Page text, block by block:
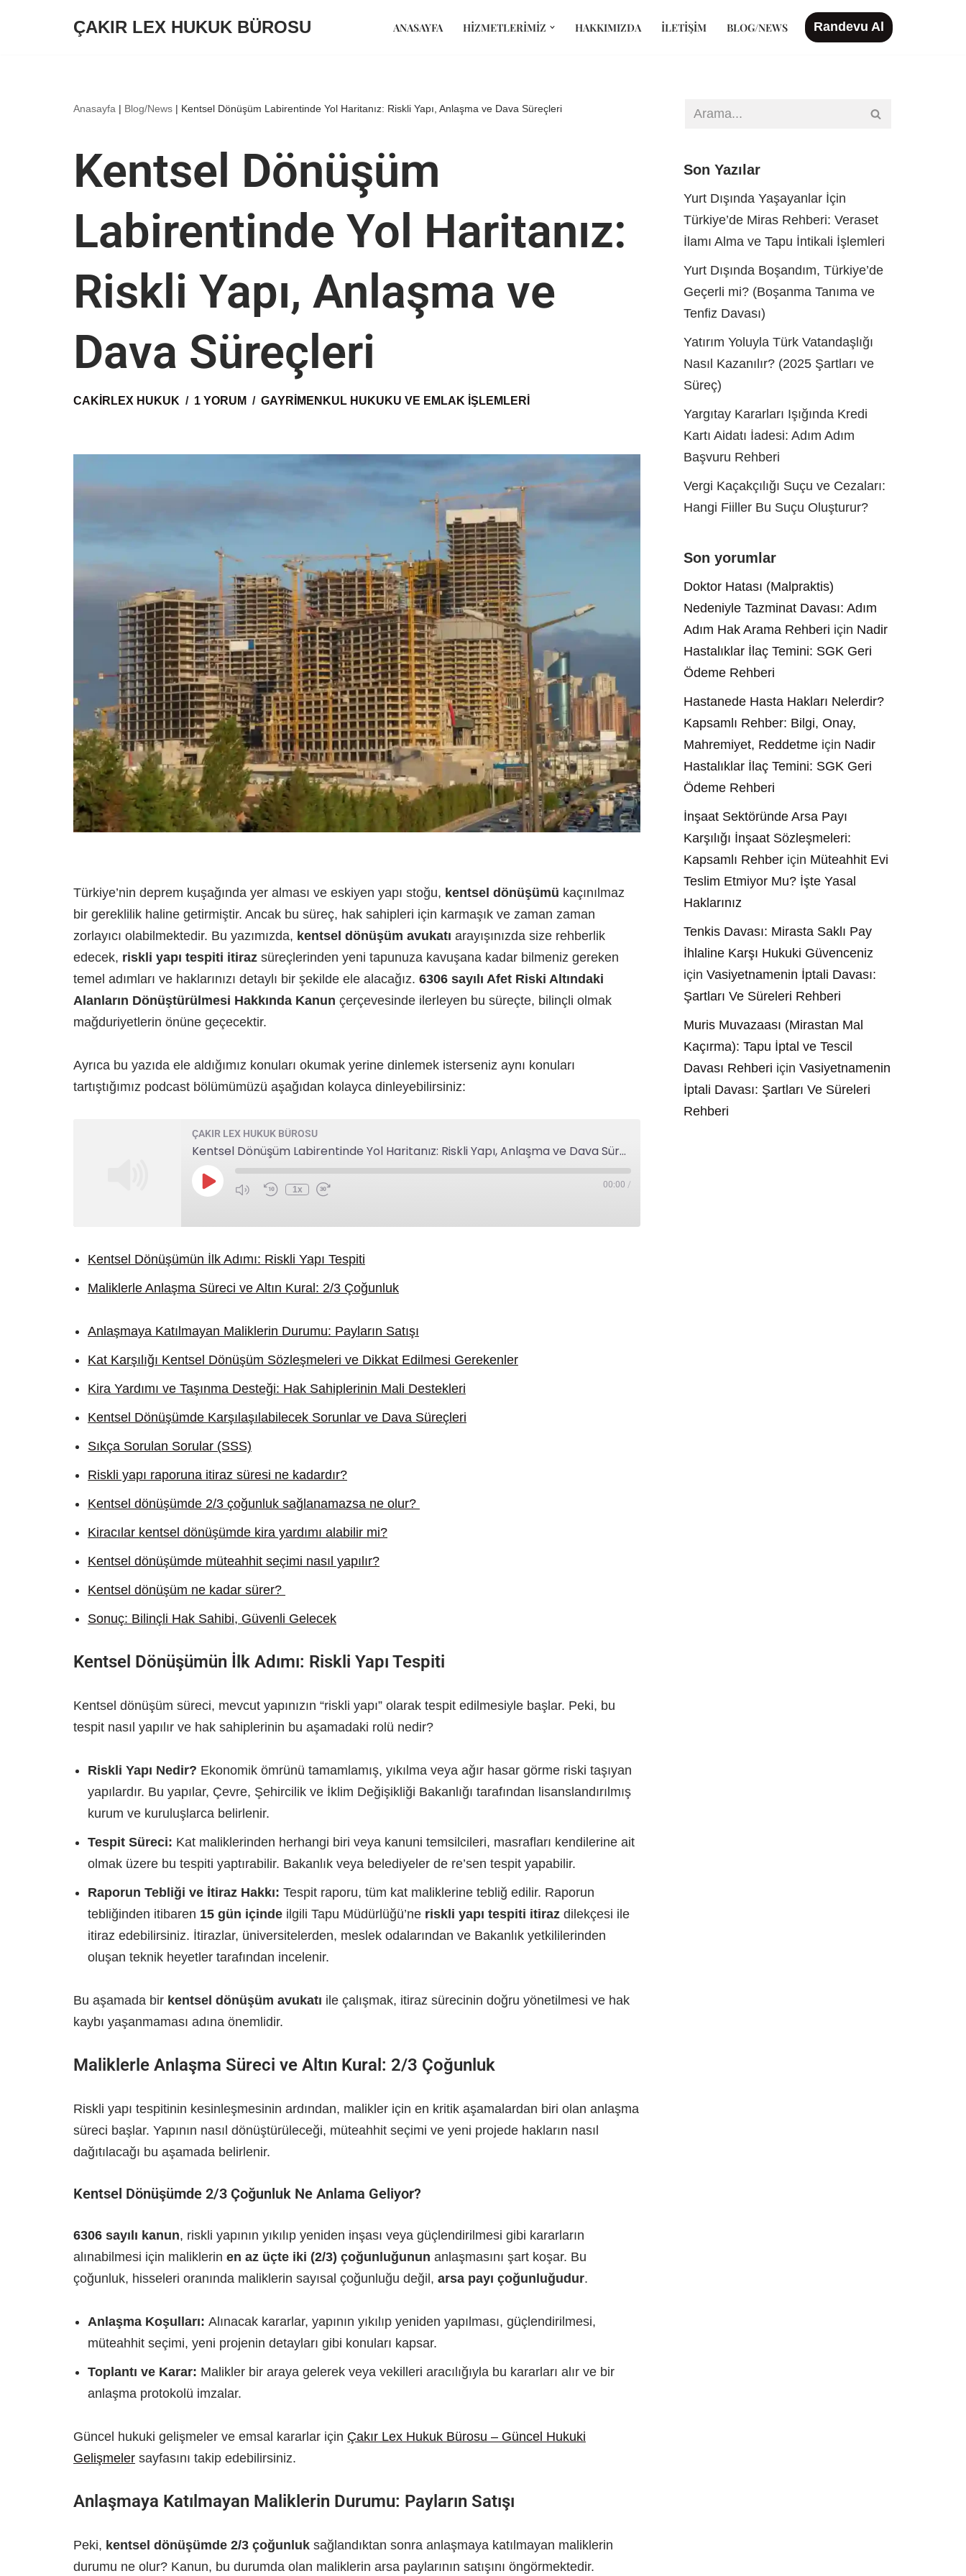
ÇAKIR LEX HUKUK BÜROSU ANASAYFA HIZMETLERIMIZ HAKKIMIZDA İLETIŞIM BLOG/NEWS Randevu Al
Anasayfa | Blog/News | Kentsel Dönüşüm Labirentinde Yol Haritanız: Riskli Yapı, Anlaşma ve Dava Süreçleri
Kentsel Dönüşüm
Labirentinde Yol Haritanız:
Riskli Yapı, Anlaşma ve
Dava Süreçleri
CAKIRLEX HUKUK 1 YORUM GAYRIMENKUL HUKUKU VE EMLAK İŞLEMLERI
Türkiye’nin deprem kuşağında yer alması ve eskiyen yapı stoğu, kentsel dönüşümü kaçınılmaz
bir gereklilik haline getirmiştir. Ancak bu süreç, hak sahipleri için karmaşık ve zaman zaman
zorlayıcı olabilmektedir. Bu yazımızda, kentsel dönüşüm avukatı arayışınızda size rehberlik
edecek, riskli yapı tespiti itiraz süreçlerinden yeni tapunuza kavuşana kadar bilmeniz gereken
temel adımları ve haklarınızı detaylı bir şekilde ele alacağız. 6306 sayılı Afet Riski Altındaki
Alanların Dönüştürülmesi Hakkında Kanun çerçevesinde ilerleyen bu süreçte, bilinçli olmak
mağduriyetlerin önüne geçecektir.
Ayrıca bu yazıda ele aldığımız konuları okumak yerine dinlemek isterseniz aynı konuları
tartıştığımız podcast bölümümüzü aşağıdan kolayca dinleyebilirsiniz:
ÇAKIR LEX HUKUK BÜROSU
Kentsel Dönüşüm Labirentinde Yol Haritanız: Riskli Yapı, Anlaşma ve Dava Süreçleri
1x 00:00 /
Kentsel Dönüşümün İlk Adımı: Riskli Yapı Tespiti
Maliklerle Anlaşma Süreci ve Altın Kural: 2/3 Çoğunluk
Anlaşmaya Katılmayan Maliklerin Durumu: Payların Satışı
Kat Karşılığı Kentsel Dönüşüm Sözleşmeleri ve Dikkat Edilmesi Gerekenler
Kira Yardımı ve Taşınma Desteği: Hak Sahiplerinin Mali Destekleri
Kentsel Dönüşümde Karşılaşılabilecek Sorunlar ve Dava Süreçleri
Sıkça Sorulan Sorular (SSS)
Riskli yapı raporuna itiraz süresi ne kadardır?
Kentsel dönüşümde 2/3 çoğunluk sağlanamazsa ne olur?
Kiracılar kentsel dönüşümde kira yardımı alabilir mi?
Kentsel dönüşümde müteahhit seçimi nasıl yapılır?
Kentsel dönüşüm ne kadar sürer?
Sonuç: Bilinçli Hak Sahibi, Güvenli Gelecek
Kentsel Dönüşümün İlk Adımı: Riskli Yapı Tespiti
Kentsel dönüşüm süreci, mevcut yapınızın “riskli yapı” olarak tespit edilmesiyle başlar. Peki, bu
tespit nasıl yapılır ve hak sahiplerinin bu aşamadaki rolü nedir?
Riskli Yapı Nedir? Ekonomik ömrünü tamamlamış, yıkılma veya ağır hasar görme riski taşıyan
yapılardır. Bu yapılar, Çevre, Şehircilik ve İklim Değişikliği Bakanlığı tarafından lisanslandırılmış
kurum ve kuruluşlarca belirlenir.
Tespit Süreci: Kat maliklerinden herhangi biri veya kanuni temsilcileri, masrafları kendilerine ait
olmak üzere bu tespiti yaptırabilir. Bakanlık veya belediyeler de re’sen tespit yapabilir.
Raporun Tebliği ve İtiraz Hakkı: Tespit raporu, tüm kat maliklerine tebliğ edilir. Raporun
tebliğinden itibaren 15 gün içinde ilgili Tapu Müdürlüğü’ne riskli yapı tespiti itiraz dilekçesi ile
itiraz edebilirsiniz. İtirazlar, üniversitelerden, meslek odalarından ve Bakanlık yetkililerinden
oluşan teknik heyetler tarafından incelenir.
Bu aşamada bir kentsel dönüşüm avukatı ile çalışmak, itiraz sürecinin doğru yönetilmesi ve hak
kaybı yaşanmaması adına önemlidir.
Maliklerle Anlaşma Süreci ve Altın Kural: 2/3 Çoğunluk
Riskli yapı tespitinin kesinleşmesinin ardından, malikler için en kritik aşamalardan biri olan anlaşma
süreci başlar. Yapının nasıl dönüştürüleceği, müteahhit seçimi ve yeni projede hakların nasıl
dağıtılacağı bu aşamada belirlenir.
Kentsel Dönüşümde 2/3 Çoğunluk Ne Anlama Geliyor?
6306 sayılı kanun, riskli yapının yıkılıp yeniden inşası veya güçlendirilmesi gibi kararların
alınabilmesi için maliklerin en az üçte iki (2/3) çoğunluğunun anlaşmasını şart koşar. Bu
çoğunluk, hisseleri oranında maliklerin sayısal çoğunluğu değil, arsa payı çoğunluğudur.
Anlaşma Koşulları: Alınacak kararlar, yapının yıkılıp yeniden yapılması, güçlendirilmesi,
müteahhit seçimi, yeni projenin detayları gibi konuları kapsar.
Toplantı ve Karar: Malikler bir araya gelerek veya vekilleri aracılığıyla bu kararları alır ve bir
anlaşma protokolü imzalar.
Güncel hukuki gelişmeler ve emsal kararlar için Çakır Lex Hukuk Bürosu – Güncel Hukuki
Gelişmeler sayfasını takip edebilirsiniz.
Anlaşmaya Katılmayan Maliklerin Durumu: Payların Satışı
Peki, kentsel dönüşümde 2/3 çoğunluk sağlandıktan sonra anlaşmaya katılmayan maliklerin
durumu ne olur? Kanun, bu durumda olan maliklerin arsa paylarının satışını öngörmektedir.
Son Yazılar
Yurt Dışında Yaşayanlar İçin
Türkiye’de Miras Rehberi: Veraset
İlamı Alma ve Tapu İntikali İşlemleri
Yurt Dışında Boşandım, Türkiye’de
Geçerli mi? (Boşanma Tanıma ve
Tenfiz Davası)
Yatırım Yoluyla Türk Vatandaşlığı
Nasıl Kazanılır? (2025 Şartları ve
Süreç)
Yargıtay Kararları Işığında Kredi
Kartı Aidatı İadesi: Adım Adım
Başvuru Rehberi
Vergi Kaçakçılığı Suçu ve Cezaları:
Hangi Fiiller Bu Suçu Oluşturur?
Son yorumlar
Doktor Hatası (Malpraktis)
Nedeniyle Tazminat Davası: Adım
Adım Hak Arama Rehberi için Nadir
Hastalıklar İlaç Temini: SGK Geri
Ödeme Rehberi
Hastanede Hasta Hakları Nelerdir?
Kapsamlı Rehber: Bilgi, Onay,
Mahremiyet, Reddetme için Nadir
Hastalıklar İlaç Temini: SGK Geri
Ödeme Rehberi
İnşaat Sektöründe Arsa Payı
Karşılığı İnşaat Sözleşmeleri:
Kapsamlı Rehber için Müteahhit Evi
Teslim Etmiyor Mu? İşte Yasal
Haklarınız
Tenkis Davası: Mirasta Saklı Pay
İhlaline Karşı Hukuki Güvenceniz
için Vasiyetnamenin İptali Davası:
Şartları Ve Süreleri Rehberi
Muris Muvazaası (Mirastan Mal
Kaçırma): Tapu İptal ve Tescil
Davası Rehberi için Vasiyetnamenin
İptali Davası: Şartları Ve Süreleri
Rehberi